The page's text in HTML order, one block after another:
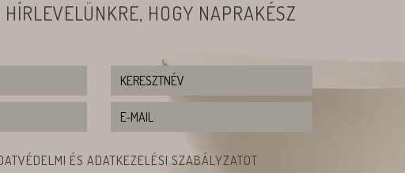
HOGY NAPRAKÉSZ
ÉS ADATKEZELÉSI SZABÁLYZATOT